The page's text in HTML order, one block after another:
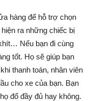
hàng để hỗ trợ chọn
ra những chiếc bị
Nếu bạn đi cùng
tốt. Họ sẽ giúp bạn
thanh toán, nhân viên
cho xe của bạn. Bạn
đổ đầy đủ hay không.